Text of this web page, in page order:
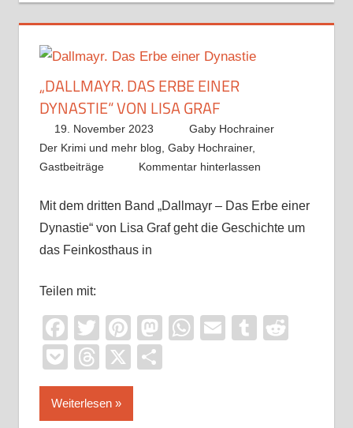
„DALLMAYR. DAS ERBE EINER
DYNASTIE“ VON LISA GRAF
19. November 2023
Gaby Hochrainer
Der Krimi und mehr blog Gaby Hochrainer,
Gastbeiträge
Kommentar hinterlassen
Mit dem dritten Band „Dallmayr – Das Erbe einer
Dynastie“ von Lisa Graf geht die Geschichte um
das Feinkosthaus in
Teilen mit:
Facebook
TwitterPinterest
Mastodon
WhatsApp
EmailTumblr
PocketThreads
X
Weiterlesen